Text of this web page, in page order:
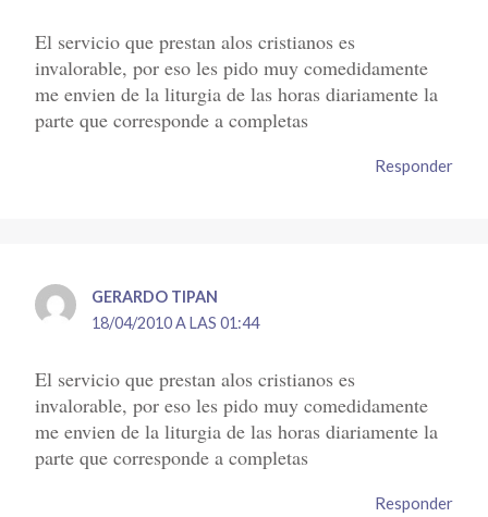
El servicio que prestan alos cristianos es
invalorable, por eso les pido muy comedidamente
me envien de la liturgia de las horas diariamente la
parte que corresponde a completas
Responder
GERARDO TIPAN
18/04/2010 A LAS 01:44
El servicio que prestan alos cristianos es
invalorable, por eso les pido muy comedidamente
me envien de la liturgia de las horas diariamente la
parte que corresponde a completas
Responder